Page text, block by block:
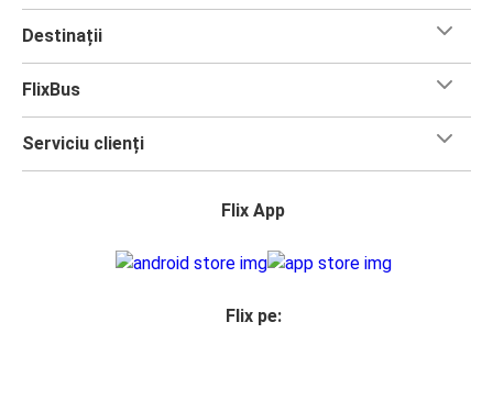
Destinații
FlixBus
Serviciu clienți
Flix App
Flix pe: